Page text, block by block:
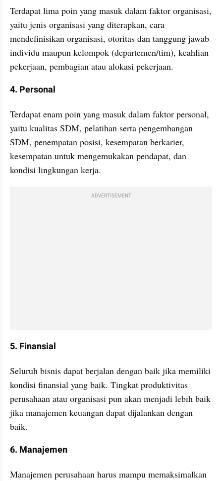
Terdapat lima poin yang masuk dalam faktor organisasi,
yaitu jenis organisasi yang diterapkan, cara
mendefinisikan organisasi, otoritas dan tanggung jawab
individu maupun kelompok (departemen/tim), keahlian
pekerjaan, pembagian atau alokasi pekerjaan.
4. Personal
Terdapat enam poin yang masuk dalam faktor personal,
yaitu kualitas SDM, pelatihan serta pengembangan
SDM, penempatan posisi, kesempatan berkarier,
kesempatan untuk mengemukakan pendapat, dan
kondisi lingkungan kerja.
ADVERTISEMENT
5. Finansial
Seluruh bisnis dapat berjalan dengan baik jika memiliki
kondisi finansial yang baik. Tingkat produktivitas
perusahaan atau organisasi pun akan menjadi lebih baik
jika manajemen keuangan dapat dijalankan dengan
baik.
6. Manajemen
Manajemen perusahaan harus mampu memaksimalkan